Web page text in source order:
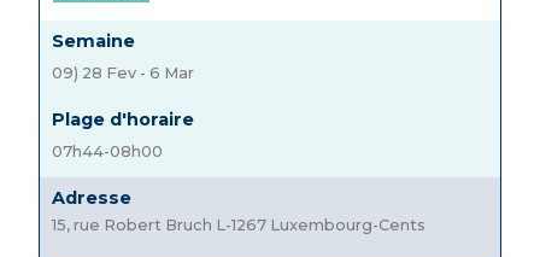
Semaine
09) 28 Fev - 6 Mar
Plage d'horaire
07h44-08h00
Adresse
15, rue Robert Bruch L-1267 Luxembourg-Cents